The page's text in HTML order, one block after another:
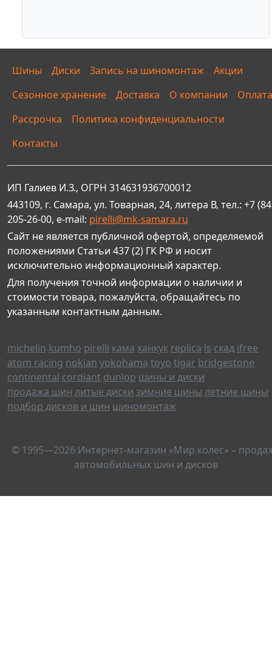
Шины Диски Запись на шиномонтаж
Акции
Сезонное хранение
Доставка О компании
Оплата
Рассрочка
Политика конфиденциальности
Контакты
ИП Галиев И.З., ОГРН 314631936700012
443109, г. Самара, ул. Товарная, 24, литера В, тел.: +7
205-26-00, e-mail: pirelli@mk-samara.ru
Сайт не является публичной офертой, определяемой
положениями Статьи 437 (2) ГК РФ и носит
исключительно информационный характер.
Для получения точной информации о наличии и
стоимости товара, пожалуйста, обращайтесь по
указанным контактным данным.
michelin kumho pirelli кама ханкук replica ls скад ifree
atom racing nokian yokohama toyo tigar bridgestone
continental cordiant dunlop шины и диски
продажа шин литые диски зимние шины летние шины
подбор дисков и шин шиномонтаж
© 1995—2026 Интернет-магазин «Мир колес» –
автомобильных шин и дисков